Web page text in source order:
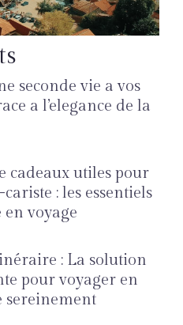
seconde vie a vos
a l’elegance de la
cadeaux utiles pour
: les essentiels
voyage
: La solution
pour voyager en
sereinement